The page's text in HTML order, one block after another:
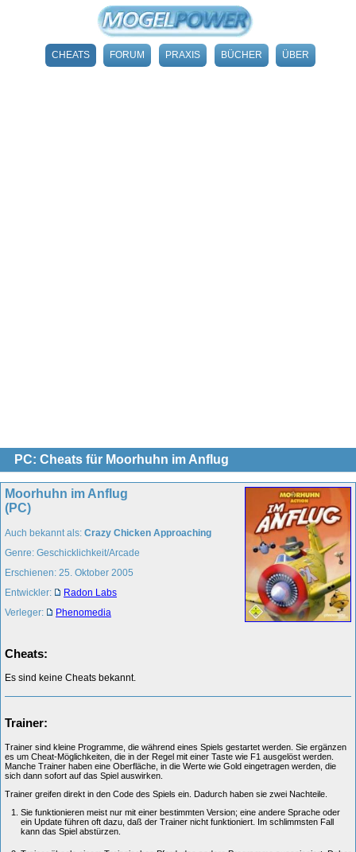
CHEATS FORUM PRAXIS BÜCHER ÜBER
PC: Cheats für Moorhuhn im Anflug
Moorhuhn im Anflug
(PC)
Auch bekannt als: Crazy Chicken Approaching
Genre: Geschicklichkeit/Arcade
Erschienen: 25. Oktober 2005
Entwickler:
Radon Labs
Verleger:
Phenomedia
Cheats:
Es sind keine Cheats bekannt.
Trainer:
Trainer sind kleine Programme, die während eines Spiels gestartet werden. Sie ergänzen
es um Cheat-Möglichkeiten, die in der Regel mit einer Taste wie F1 ausgelöst werden.
Manche Trainer haben eine Oberfläche, in die Werte wie Gold eingetragen werden, die
sich dann sofort auf das Spiel auswirken.
Trainer greifen direkt in den Code des Spiels ein. Dadurch haben sie zwei Nachteile.
Sie funktionieren meist nur mit einer bestimmten Version; eine andere Sprache oder
ein Update führen oft dazu, daß der Trainer nicht funktioniert. Im schlimmsten Fall
kann das Spiel abstürzen.